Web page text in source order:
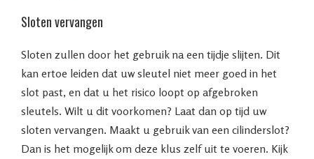
Sloten vervangen
Sloten zullen door het gebruik na een tijdje slijten. Dit
kan ertoe leiden dat uw sleutel niet meer goed in het
slot past, en dat u het risico loopt op afgebroken
sleutels. Wilt u dit voorkomen? Laat dan op tijd uw
sloten vervangen. Maakt u gebruik van een cilinderslot?
Dan is het mogelijk om deze klus zelf uit te voeren. Kijk